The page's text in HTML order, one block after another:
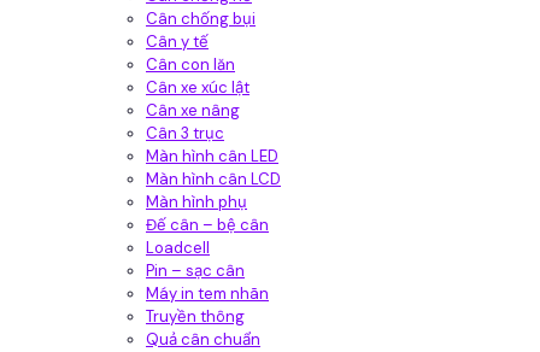
Cân chống bụi
Cân y tế
Cân con lăn
Cân xe xúc lật
Cân xe nâng
Cân 3 trục
Màn hình cân LED
Màn hình cân LCD
Màn hình phụ
Đế cân – bệ cân
Loadcell
Pin – sạc cân
Máy in tem nhãn
Truyền thông
Quả cân chuẩn